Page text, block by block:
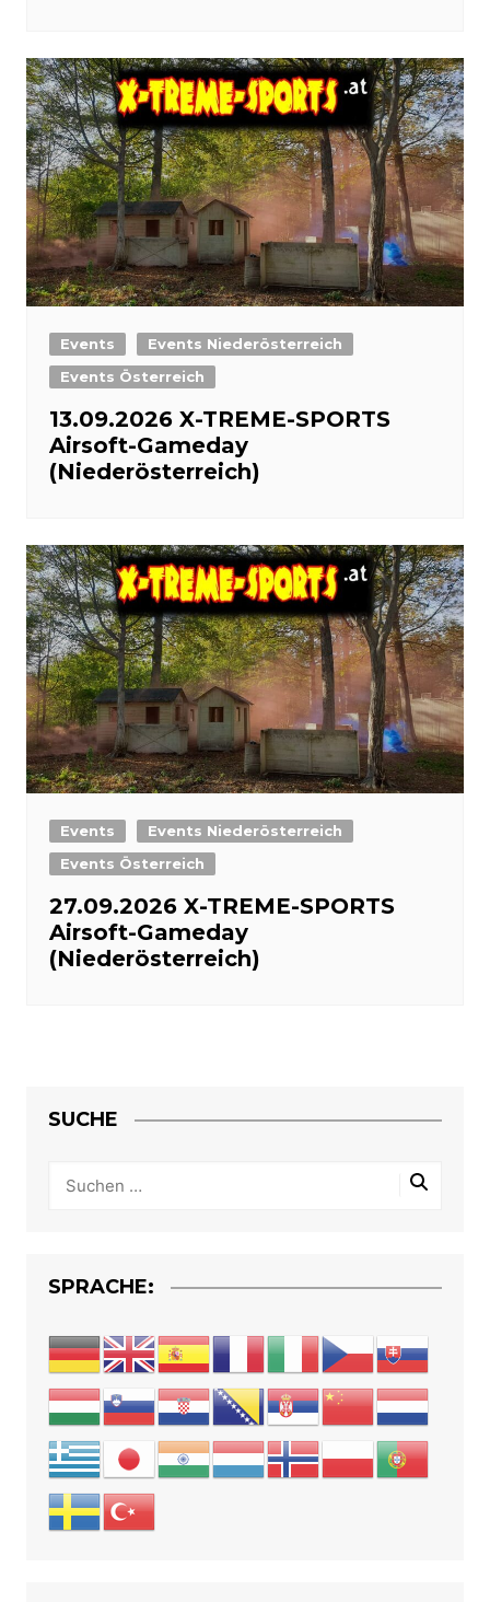
Events
Events Niederösterreich
Events Österreich
13.09.2026 X-TREME-SPORTS
Airsoft-Gameday
(Niederösterreich)
Events
Events Niederösterreich
Events Österreich
27.09.2026 X-TREME-SPORTS
Airsoft-Gameday
(Niederösterreich)
SUCHE
SPRACHE: